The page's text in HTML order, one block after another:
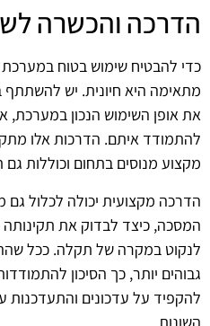
הדרכה והכשרה
כדי להבטיח שימוש בטוח
מתאימה היא חיונית. יש להשתתף
את אופן השימוש הנכון במערכת,
להתמודד איתם. הדרכות אלו
מקצוע מנוסים בתחום וכוללות גם
הדרכה מקצועית יכולה לכלול
המסכה, כיצד לבדוק את תקינותה
לנקוט במקרה של תקלה. ככל
גבוהים יותר, כך הסיכון
להקפיד על עדכונים והתעדכנות
השונות.